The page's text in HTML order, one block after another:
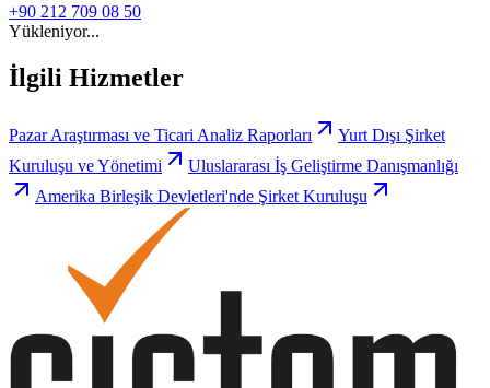
+90 212 709 08 50
Yükleniyor...
İlgili Hizmetler
Pazar Araştırması ve Ticari Analiz Raporları
Yurt Dışı Şirket
Kuruluşu ve Yönetimi
Uluslararası İş Geliştirme Danışmanlığı
Amerika Birleşik Devletleri'nde Şirket Kuruluşu